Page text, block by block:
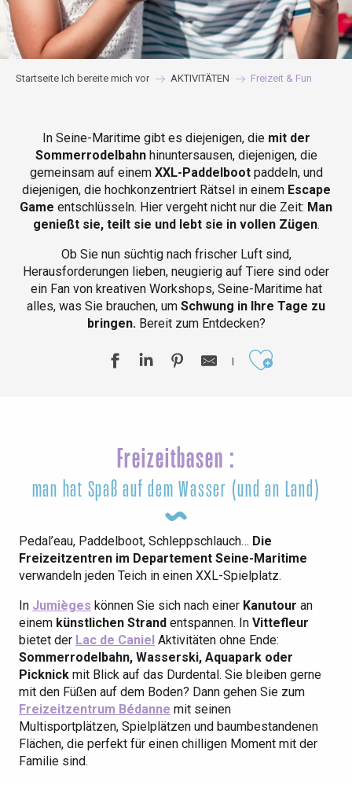
Startseite Ich bereite mich vor AKTIVITÄTEN Freizeit & Fun
In Seine-Maritime gibt es diejenigen, die mit der
Sommerrodelbahnhinuntersausen, diejenigen, die
gemeinsam auf einem XXL-Paddelbootpaddeln, und
diejenigen, die hochkonzentriert Rätsel in einem Escape
Game entschlüsseln. Hier vergeht nicht nur die Zeit: Man
genießt sie, teilt sie und lebt sie in vollen Zügen.
Ob Sie nun süchtig nach frischer Luft sind,
Herausforderungen lieben, neugierig auf Tiere sind oder
ein Fan von kreativen Workshops, Seine-Maritime hat
alles, was Sie brauchen, um Schwung in Ihre Tage zu
bringen.Bereit zum Entdecken?
Freizeitbasen :
man hat Spaß auf dem Wasser (und an Land)
Pedal’eau, Paddelboot, Schleppschlauch… Die
Freizeitzentren im Departement Seine-Maritime
verwandeln jeden Teich in einen XXL-Spielplatz.
In Jumièges können Sie sich nach einer Kanutour an
einem künstlichen Strand entspannen. In Vittefleur
bietet der Lac de Caniel Aktivitäten ohne Ende:
Sommerrodelbahn, Wasserski, Aquapark oder
Picknick mit Blick auf das Durdental. Sie bleiben gerne
mit den Füßen auf dem Boden? Dann gehen Sie zum
Freizeitzentrum Bédanne mit seinen
Multisportplätzen, Spielplätzen und baumbestandenen
Flächen, die perfekt für einen chilligen Moment mit der
Familie sind.